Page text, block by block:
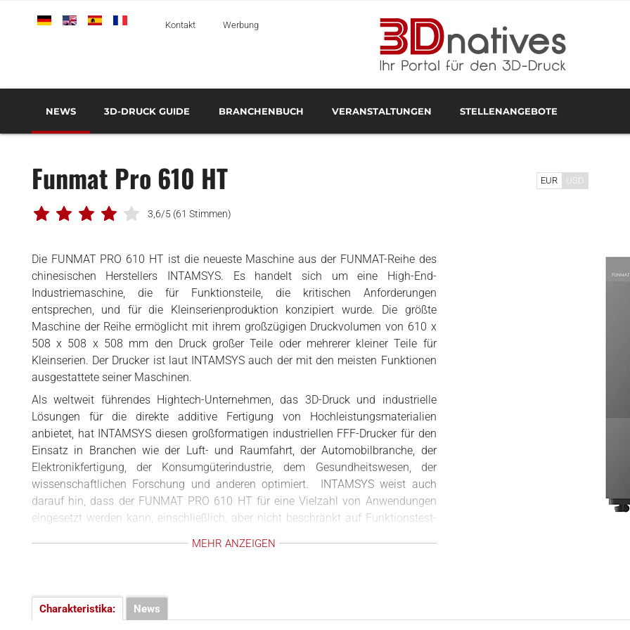
DeutschEnglishEspañolFrançaisItalianoKontakt Werbung
NEWS
LUFT- UND RAUMFAHRT UND
MEDIZIN UND ZAHNMEDIZIN
3D MATERIALIEN
3D-SCANNER
3D-SOFTWARE
BUSINESS
INTERVIEWS
RANKINGS
VIDEOS
3D-DRUCK GUIDE BRANCHENBUCH VERANSTALTUNGEN STELLENANGEBOTE
Funmat Pro 610 HT
3,6/5 (61 Stimmen)
Die FUNMAT PRO 610 HT ist die neueste Maschine aus der FUNMAT-Reihe des
chinesischen Herstellers INTAMSYS. Es handelt sich um eine High-End-
Industriemaschine, die für Funktionsteile, die kritischen Anforderungen
entsprechen, und für die Kleinserienproduktion konzipiert wurde. Die größte
Maschine der Reihe ermöglicht mit ihrem großzügigen Druckvolumen von 610 x
508 x 508 x 508 mm den Druck großer Teile oder mehrerer kleiner Teile für
Kleinserien. Der Drucker ist laut INTAMSYS auch der mit den meisten Funktionen
ausgestattete seiner Maschinen.
Als weltweit führendes Hightech-Unternehmen, das 3D-Druck und industrielle
Lösungen für die direkte additive Fertigung von Hochleistungsmaterialien
anbietet, hat INTAMSYS diesen großformatigen industriellen FFF-Drucker für den
Einsatz in Branchen wie der Luft- und Raumfahrt, der Automobilbranche, der
Elektronikfertigung, der Konsumgüterindustrie, dem Gesundheitswesen, der
wissenschaftlichen Forschung und anderen optimiert. INTAMSYS weist auch
darauf hin, dass der FUNMAT PRO 610 HT für eine Vielzahl von Anwendungen
eingesetzt werden kann, einschließlich, aber nicht beschränkt auf Funktionstest-
FUNMAT PRO 610 HT: Drucken von präzisen,
MEHR ANZEIGEN
EUR USD
Charakteristika: News